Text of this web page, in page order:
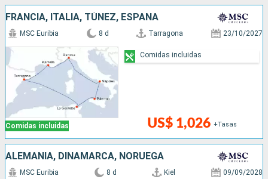
FRANCIA, ITALIA, TÚNEZ, ESPAÑA
Comidas incluidas
MSC Euribia 8 d Tarragona 23/10/2027
US$ 1,026 +Tasas
Comidas incluidas
ALEMANIA, DINAMARCA, NORUEGA
MSC Euribia 8 d Kiel 09/09/2028